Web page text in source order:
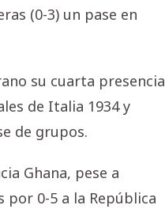
(0-3) un pase en
su cuarta presencia
de Italia 1934 y
de grupos.
Ghana, pese a
0-5 a la República